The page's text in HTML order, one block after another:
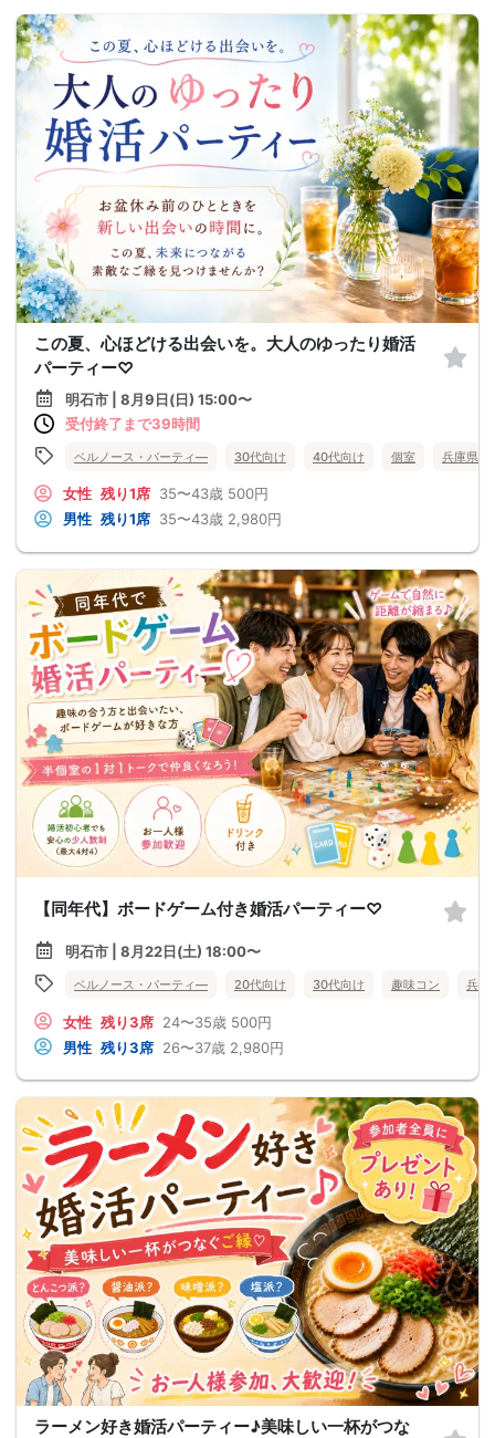
この夏、心ほどける出会いを。大人のゆったり婚活
パーティー♡
明石市 | 8月9日(日) 15:00〜
受付終了まで39時間
ベルノース・パーティ― 30代向け 40代向け 個室 兵庫県
女性 残り1席 35〜43歳 500円
男性 残り1席 35〜43歳 2,980円
【同年代】ボードゲーム付き婚活パーティー♡
明石市 | 8月22日(土) 18:00〜
ベルノース・パーティ― 20代向け 30代向け 趣味コン 兵庫
女性 残り3席 24〜35歳 500円
男性 残り3席 26〜37歳 2,980円
ラーメン好き婚活パーティー♪美味しい一杯がつな